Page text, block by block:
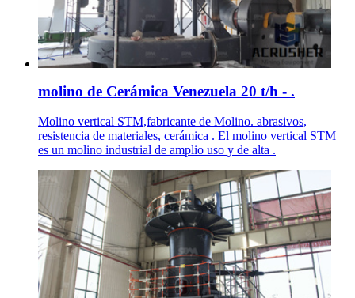
molino de Cerámica Venezuela 20 t/h - .
Molino vertical STM,fabricante de Molino. abrasivos,
resistencia de materiales, cerámica . El molino vertical STM
es un molino industrial de amplio uso y de alta .